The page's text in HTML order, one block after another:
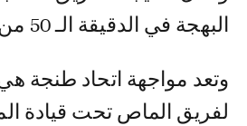
البهجة في الدقيقة الـ 50 من اللقاء.
وتعد مواجهة اتحاد طنجة هي
لفريق الماص تحت قيادة